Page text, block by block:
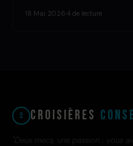
18 Mai 2026 4 de lecture
Croisières
"Deux mecs, une passion : vous